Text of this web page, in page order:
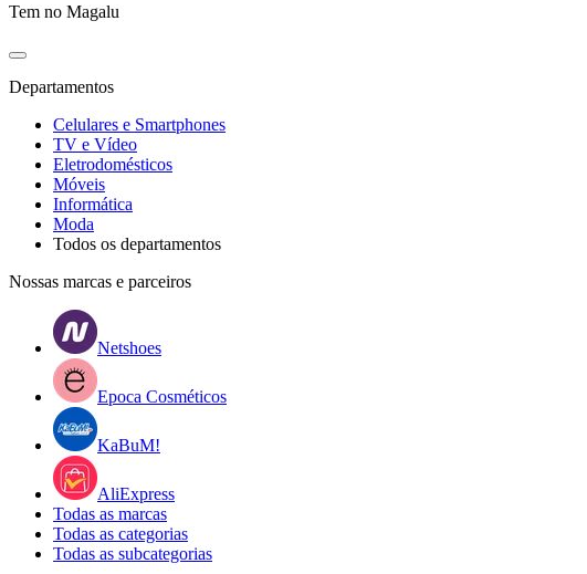
Tem no Magalu
Departamentos
Celulares e Smartphones
TV e Vídeo
Eletrodomésticos
Móveis
Informática
Moda
Todos os departamentos
Nossas marcas e parceiros
Netshoes
Epoca Cosméticos
KaBuM!
AliExpress
Todas as marcas
Todas as categorias
Todas as subcategorias